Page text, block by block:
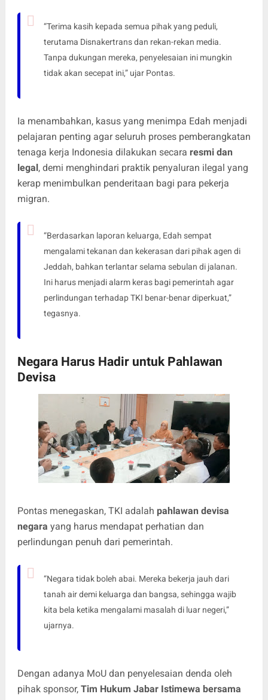
“Terima kasih kepada semua pihak yang peduli,
terutama Disnakertrans dan rekan-rekan media.
Tanpa dukungan mereka, penyelesaian ini mungkin
tidak akan secepat ini,” ujar Pontas.
Ia menambahkan, kasus yang menimpa Edah menjadi
pelajaran penting agar seluruh proses pemberangkatan
tenaga kerja Indonesia dilakukan secara resmi dan
legal, demi menghindari praktik penyaluran ilegal yang
kerap menimbulkan penderitaan bagi para pekerja
migran.
“Berdasarkan laporan keluarga, Edah sempat
mengalami tekanan dan kekerasan dari pihak agen di
Jeddah, bahkan terlantar selama sebulan di jalanan.
Ini harus menjadi alarm keras bagi pemerintah agar
perlindungan terhadap TKI benar-benar diperkuat,”
tegasnya.
Negara Harus Hadir untuk Pahlawan
Devisa
Pontas menegaskan, TKI adalah pahlawan devisa
negara yang harus mendapat perhatian dan
perlindungan penuh dari pemerintah.
“Negara tidak boleh abai. Mereka bekerja jauh dari
tanah air demi keluarga dan bangsa, sehingga wajib
kita bela ketika mengalami masalah di luar negeri,”
ujarnya.
Dengan adanya MoU dan penyelesaian denda oleh
pihak sponsor, Tim Hukum Jabar Istimewa bersama